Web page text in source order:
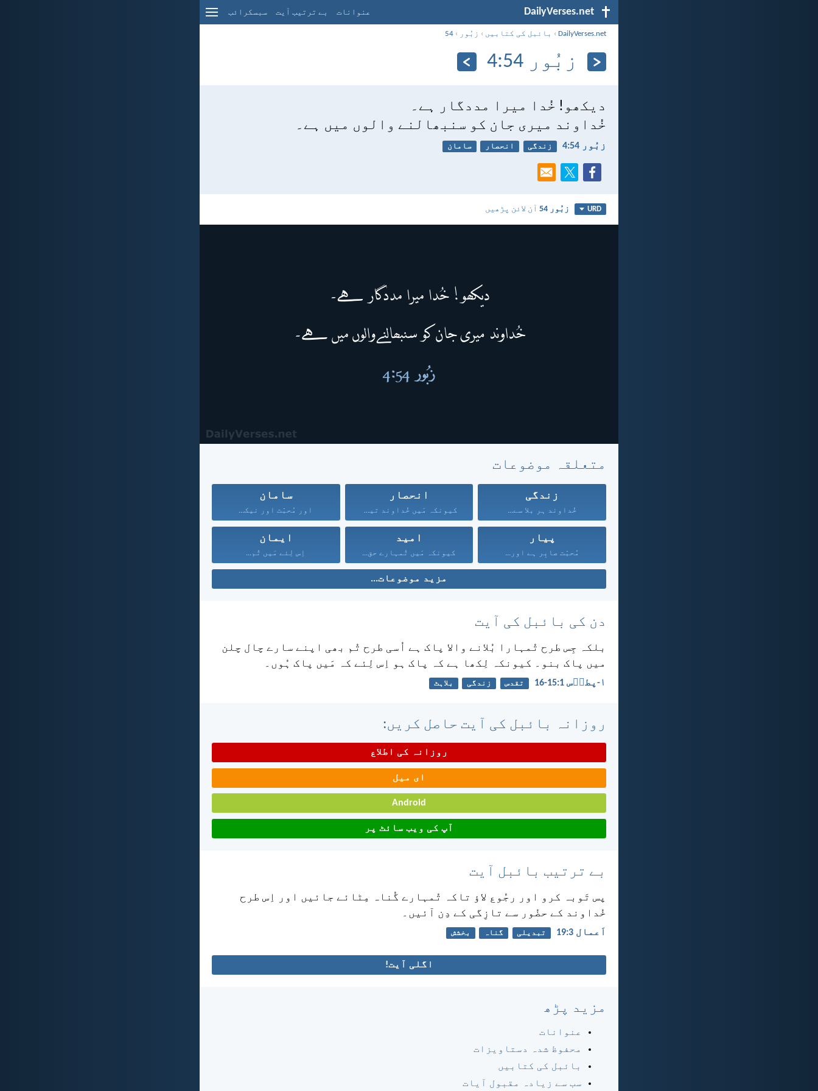
DailyVerses.net عنوانات بے ترتیب آیت سبسکرائب
DailyVerses.net
› بائبل کی کتابیں › زبُور ›
54
زبُور 54:‏4
دیکھو! خُدا میرا مددگار ہے۔
خُداوند میری جان کو سنبھالنے والوں میں ہے۔
زبُور 54:‏4 زندگی انحصار سامان
URD زبُور 54 آن لائن پڑھیں
متعلقہ موضوعات
زندگی
خُداوند ہر بلا سے...
انحصار سامان
اور مُحبّت اور نیک...
پیار
مُحبّت صابِر ہے اور...
امید
کیونکہ مَیں تُمہارے حق...
ایمان
اِس لِئے مَیں تُم...
مزید موضوعات...
دن کی بائبل کی آیت
بلکہ جِس طرح تُمہارا بُلانے والا پاک ہے اُسی طرح تُم بھی اپنے سارے چال چلن
میں پاک بنو۔ کیونکہ لِکھا ہے کہ پاک ہو اِس لِئے کہ مَیں پاک ہُوں۔
۱-پطرؔس 1:‏15-‏16 تقدس زندگی بلاہٹ
روزانہ بائبل کی آیت حاصل کریں:
روزانہ کی اطلاع
ای میل
Android
آپ کی ویب سائٹ پر
بے ترتیب بائبل آیت
پس تَوبہ کرو اور رجُوع لاؤ تاکہ تُمہارے گُناہ مِٹائے جائیں اور اِس طرح
خُداوند کے حضُور سے تازِگی کے دِن آئیں۔
اَعمال 3:‏19 تبدیلی گناہ بخشش
اگلی آیت!
مزید پڑھ
عنوانات
محفوظ شدہ دستاویزات
بائبل کی کتابیں
سب سے زیادہ مقبول آیات